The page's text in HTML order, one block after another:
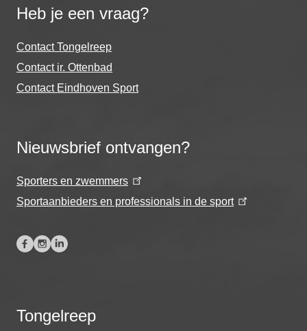
Heb je een vraag?
Contact Tongelreep
Contact ir. Ottenbad
Contact Eindhoven Sport
Nieuwsbrief ontvangen?
Sporters en zwemmers
Sportaanbieders en professionals in de sport
Tongelreep